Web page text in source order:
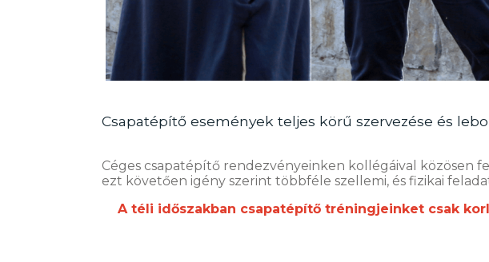
Csapatépítő események teljes körű szervezése és
Céges csapatépítő rendezvényeinken kollégáival közösen
ezt követően igény szerint többféle szellemi, és fizikai
A téli időszakban csapatépítő tréningjeinket csak